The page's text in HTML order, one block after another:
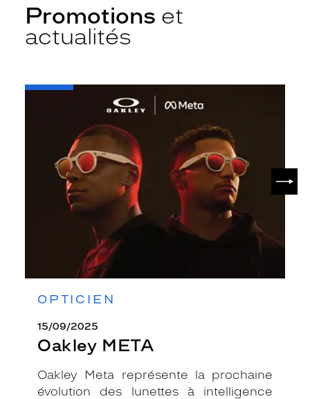
Promotions et
actualités
OPTICIEN
15/09/2025
Oakley META
Oakley Meta représente la prochaine
évolution des lunettes à intelligence
-